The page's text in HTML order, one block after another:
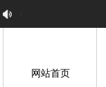
网站首页